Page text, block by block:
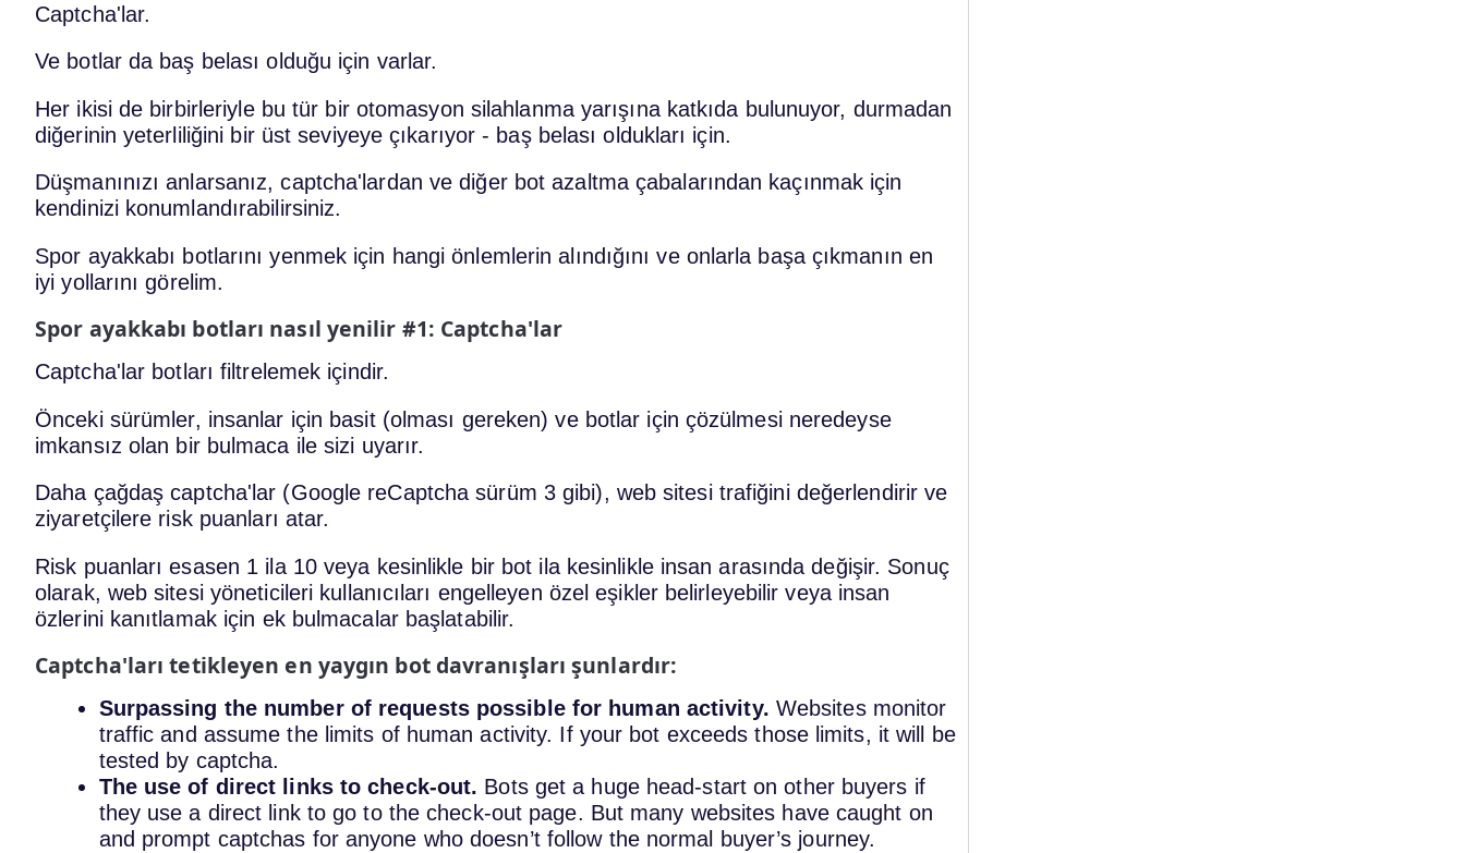
Captcha'lar.
Ve botlar da baş belası olduğu için varlar.
Her ikisi de birbirleriyle bu tür bir otomasyon silahlanma yarışına katkıda bulunuyor, durmadan
diğerinin yeterliliğini bir üst seviyeye çıkarıyor - baş belası oldukları için.
Düşmanınızı anlarsanız, captcha'lardan ve diğer bot azaltma çabalarından kaçınmak için
kendinizi konumlandırabilirsiniz.
Spor ayakkabı botlarını yenmek için hangi önlemlerin alındığını ve onlarla başa çıkmanın en
iyi yollarını görelim.
Spor ayakkabı botları nasıl yenilir #1: Captcha'lar
Captcha'lar botları filtrelemek içindir.
Önceki sürümler, insanlar için basit (olması gereken) ve botlar için çözülmesi neredeyse
imkansız olan bir bulmaca ile sizi uyarır.
Daha çağdaş captcha'lar (Google reCaptcha sürüm 3 gibi), web sitesi trafiğini değerlendirir ve
ziyaretçilere risk puanları atar.
Risk puanları esasen 1 ila 10 veya kesinlikle bir bot ila kesinlikle insan arasında değişir. Sonuç
olarak, web sitesi yöneticileri kullanıcıları engelleyen özel eşikler belirleyebilir veya insan
özlerini kanıtlamak için ek bulmacalar başlatabilir.
Captcha'ları tetikleyen en yaygın bot davranışları şunlardır:
Surpassing the number of requests possible for human activity. Websites monitor
traffic and assume the limits of human activity. If your bot exceeds those limits, it will be
tested by captcha.
The use of direct links to check-out. Bots get a huge head-start on other buyers if
they use a direct link to go to the check-out page. But many websites have caught on
and prompt captchas for anyone who doesn’t follow the normal buyer’s journey.